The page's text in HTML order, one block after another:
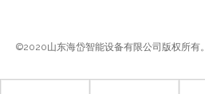
©2020山东海岱智能设备有限公司版权所有。